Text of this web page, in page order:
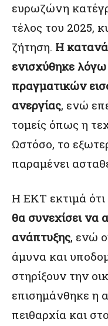
ευρωζώνη
τέλος του 2025,
ζήτηση. Η
ενισχύθηκε
πραγματικών
ανεργίας, ενώ
τομείς όπως η
Ωστόσο, το
παραμένει
Η ΕΚΤ εκτιμά ότι
θα συνεχίσει να
ανάπτυξης, ενώ
άμυνα και
στηρίξουν την
επισημάνθηκε η
πειθαρχία και